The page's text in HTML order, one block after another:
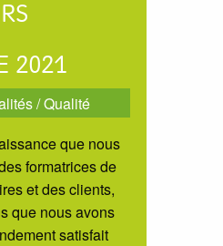
2021
/Qualité
que nous
formatrices de
et des clients,
que nous avons
satisfait